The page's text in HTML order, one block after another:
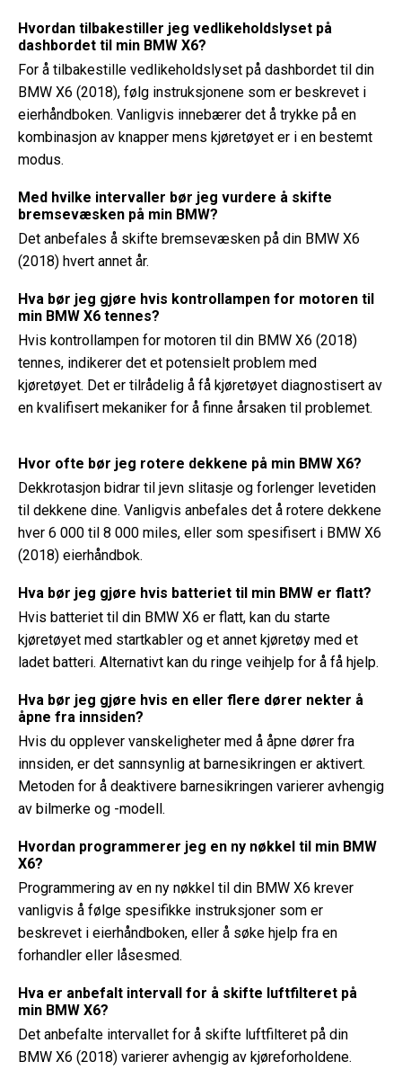
Hvordan tilbakestiller jeg vedlikeholdslyset på
dashbordet til min BMW X6?
For å tilbakestille vedlikeholdslyset på dashbordet til din
BMW X6 (2018), følg instruksjonene som er beskrevet i
eierhåndboken. Vanligvis innebærer det å trykke på en
kombinasjon av knapper mens kjøretøyet er i en bestemt
modus.
Med hvilke intervaller bør jeg vurdere å skifte
bremsevæsken på min BMW?
Det anbefales å skifte bremsevæsken på din BMW X6
(2018) hvert annet år.
Hva bør jeg gjøre hvis kontrollampen for motoren til
min BMW X6 tennes?
Hvis kontrollampen for motoren til din BMW X6 (2018)
tennes, indikerer det et potensielt problem med
kjøretøyet. Det er tilrådelig å få kjøretøyet diagnostisert av
en kvalifisert mekaniker for å finne årsaken til problemet.
Hvor ofte bør jeg rotere dekkene på min BMW X6?
Dekkrotasjon bidrar til jevn slitasje og forlenger levetiden
til dekkene dine. Vanligvis anbefales det å rotere dekkene
hver 6 000 til 8 000 miles, eller som spesifisert i BMW X6
(2018) eierhåndbok.
Hva bør jeg gjøre hvis batteriet til min BMW er flatt?
Hvis batteriet til din BMW X6 er flatt, kan du starte
kjøretøyet med startkabler og et annet kjøretøy med et
ladet batteri. Alternativt kan du ringe veihjelp for å få hjelp.
Hva bør jeg gjøre hvis en eller flere dører nekter å
åpne fra innsiden?
Hvis du opplever vanskeligheter med å åpne dører fra
innsiden, er det sannsynlig at barnesikringen er aktivert.
Metoden for å deaktivere barnesikringen varierer avhengig
av bilmerke og -modell.
Hvordan programmerer jeg en ny nøkkel til min BMW
X6?
Programmering av en ny nøkkel til din BMW X6 krever
vanligvis å følge spesifikke instruksjoner som er
beskrevet i eierhåndboken, eller å søke hjelp fra en
forhandler eller låsesmed.
Hva er anbefalt intervall for å skifte luftfilteret på
min BMW X6?
Det anbefalte intervallet for å skifte luftfilteret på din
BMW X6 (2018) varierer avhengig av kjøreforholdene.